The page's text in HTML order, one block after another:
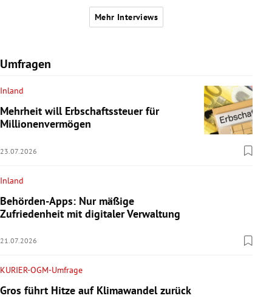
Mehr Interviews
Umfragen
Inland
Mehrheit will Erbschaftssteuer für
Millionenvermögen
23.07.2026
Inland
Behörden-Apps: Nur mäßige
Zufriedenheit mit digitaler Verwaltung
21.07.2026
KURIER-OGM-Umfrage
Gros führt Hitze auf Klimawandel zurück